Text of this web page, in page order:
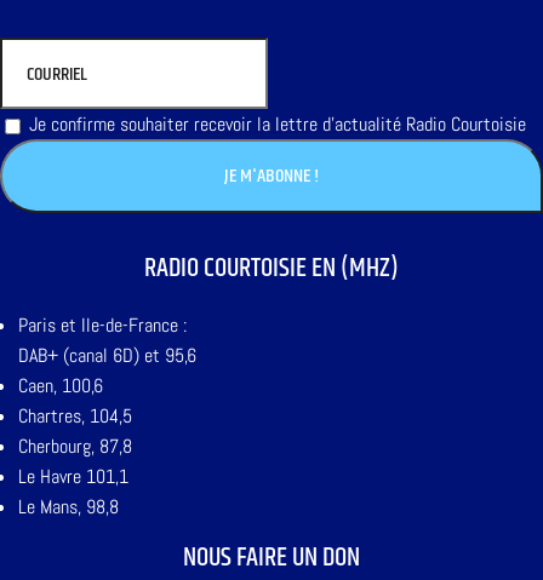
Je confirme souhaiter recevoir la lettre d'actualité Radio Courtoisie
RADIO COURTOISIE EN (MHZ)
Paris et Ile-de-France :
DAB+ (canal 6D) et 95,6
Caen, 100,6
Chartres, 104,5
Cherbourg, 87,8
Le Havre 101,1
Le Mans, 98,8
NOUS FAIRE UN DON